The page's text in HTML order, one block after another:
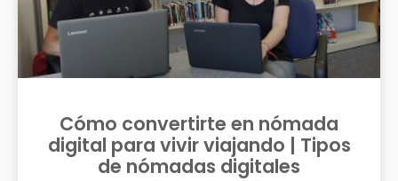
Cómo convertirte en nómada
digital para vivir viajando | Tipos
de nómadas digitales